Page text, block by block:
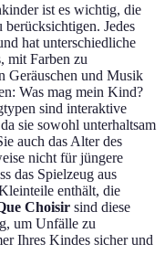
ist es wichtig, die
Jedes
hat unterschiedliche
mit Farben zu
Geräuschen und Musik
Was mag mein Kind?
sind interaktive
sie sowohl unterhaltsam
auch das Alter des
nicht für jüngere
das Spielzeug aus
enthält, die
Choisir sind diese
um Unfälle zu
Ihres Kindes sicher und